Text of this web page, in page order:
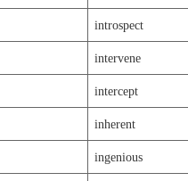
introspect
intervene
intercept
inherent
ingenious